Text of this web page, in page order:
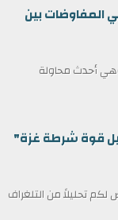
المفاوضات بين
وهي أحدث محاولة
قوة شرطة غزة"
الأربعاء الثامن عشر من فبراير/شباط 2026، نعرض لكم تحليلاً من التلغراف